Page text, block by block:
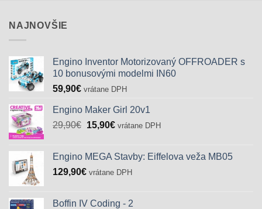
NAJNOVŠIE
Engino Inventor Motorizovaný OFFROADER s
10 bonusovými modelmi IN60
59,90€ vrátane DPH
Engino Maker Girl 20v1
29,90€ Pôvodná
29,90€.
15,90€Aktuálna
15,90€.
vrátane DPH
Engino MEGA Stavby: Eiffelova veža MB05
129,90€ vrátane DPH
Boffin IV Coding - 2